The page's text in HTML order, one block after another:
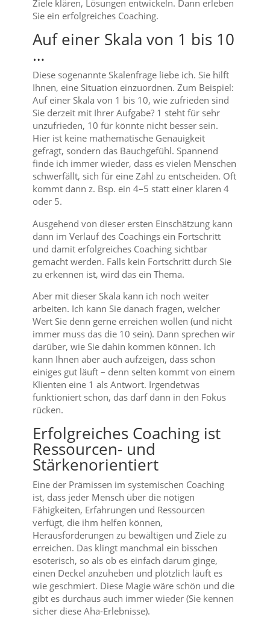
Ziele klären, Lösungen entwickeln. Dann erleben
Sie ein erfolgreiches Coaching.
Auf einer Skala von 1 bis 10
…
Diese sogenannte Skalenfrage liebe ich. Sie hilft
Ihnen, eine Situation einzuordnen. Zum Beispiel:
Auf einer Skala von 1 bis 10, wie zufrieden sind
Sie derzeit mit Ihrer Aufgabe? 1 steht für sehr
unzufrieden, 10 für könnte nicht besser sein.
Hier ist keine mathematische Genauigkeit
gefragt, sondern das Bauchgefühl. Spannend
finde ich immer wieder, dass es vielen Menschen
schwerfällt, sich für eine Zahl zu entscheiden. Oft
kommt dann z. Bsp. ein 4–5 statt einer klaren 4
oder 5.
Ausgehend von dieser ersten Einschätzung kann
dann im Verlauf des Coachings ein Fortschritt
und damit erfolgreiches Coaching sichtbar
gemacht werden. Falls kein Fortschritt durch Sie
zu erkennen ist, wird das ein Thema.
Aber mit dieser Skala kann ich noch weiter
arbeiten. Ich kann Sie danach fragen, welcher
Wert Sie denn gerne erreichen wollen (und nicht
immer muss das die 10 sein). Dann sprechen wir
darüber, wie Sie dahin kommen können. Ich
kann Ihnen aber auch aufzeigen, dass schon
einiges gut läuft – denn selten kommt von einem
Klienten eine 1 als Antwort. Irgendetwas
funktioniert schon, das darf dann in den Fokus
rücken.
Erfolgreiches Coaching ist
Ressourcen- und
Stärkenorientiert
Eine der Prämissen im systemischen Coaching
ist, dass jeder Mensch über die nötigen
Fähigkeiten, Erfahrungen und Ressourcen
verfügt, die ihm helfen können,
Herausforderungen zu bewältigen und Ziele zu
erreichen. Das klingt manchmal ein bisschen
esoterisch, so als ob es einfach darum ginge,
einen Deckel anzuheben und plötzlich läuft es
wie geschmiert. Diese Magie wäre schön und die
gibt es durchaus auch immer wieder (Sie kennen
sicher diese Aha-Erlebnisse).